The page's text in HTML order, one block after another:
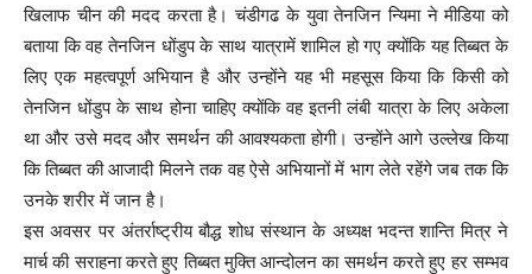
खिलाफ चीन की मदद करता है। चंडीगढ के युवा तेनजिन न्यिमा ने मीडिया को
बताया कि वह तेनजिन धोंडुप के साथ यात्रामें शामिल हो गए क्योंकि यह तिब्बत के
लिए एक महत्वपूर्ण अभियान है और उन्होंने यह भी महसूस किया कि किसी को
तेनजिन धोंडुप के साथ होना चाहिए क्योंकि वह इतनी लंबी यात्रा के लिए अकेला
था और उसे मदद और समर्थन की आवश्यकता होगी। उन्होंने आगे उल्लेख किया
कि तिब्बत की आजादी मिलने तक वह ऐसे अभियानों में भाग लेते रहेंगे जब तक कि
उनके शरीर में जान है।
इस अवसर पर अंतर्राष्ट्रीय बौद्ध शोध संस्थान के अध्यक्ष भदन्त शान्ति मित्र ने
मार्च की सराहना करते हुए तिब्बत मुक्ति आन्दोलन का समर्थन करते हुए हर सम्भव